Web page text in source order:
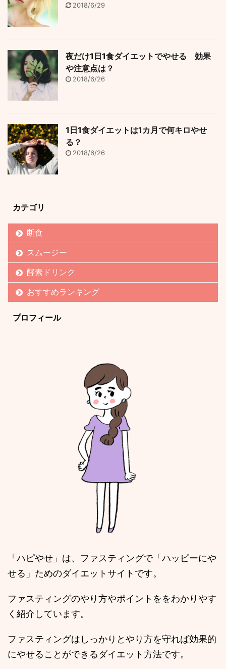
2018/6/29
夜だけ1日1食ダイエットでやせる 効果
や注意点は？
2018/6/26
1日1食ダイエットは1カ月で何キロやせ
る？
2018/6/26
カテゴリ
断食
スムージー
酵素ドリンク
おすすめランキング
プロフィール
「ハピやせ」は、ファスティングで「ハッピーにや
せる」ためのダイエットサイトです。
ファスティングのやり方やポイントををわかりやす
く紹介しています。
ファスティングはしっかりとやり方を守れば効果的
にやせることができるダイエット方法です。